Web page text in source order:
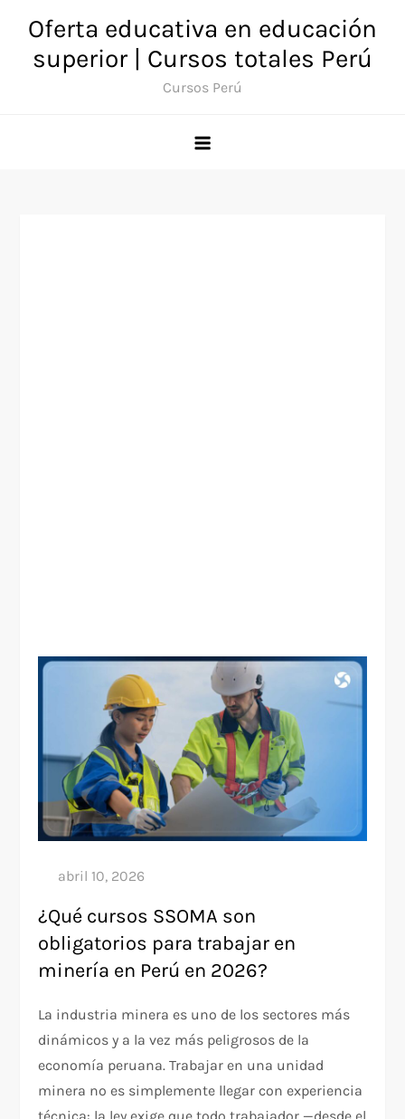
contenido
Oferta educativa en educación
superior | Cursos totales Perú
Cursos Perú
¿Qué cursos SSOMA son
obligatorios para trabajar en
minería en Perú en 2026?
La industria minera es uno de los sectores más
dinámicos y a la vez más peligrosos de la
economía peruana. Trabajar en una unidad
minera no es simplemente llegar con experiencia